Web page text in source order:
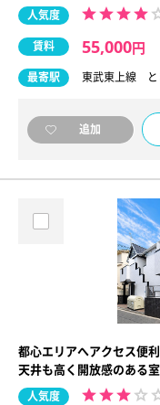
人気度
賃料 55,000円
最寄駅 東武東上線
追加
都心エリアへアクセス便
天井も高く開放感のある
人気度